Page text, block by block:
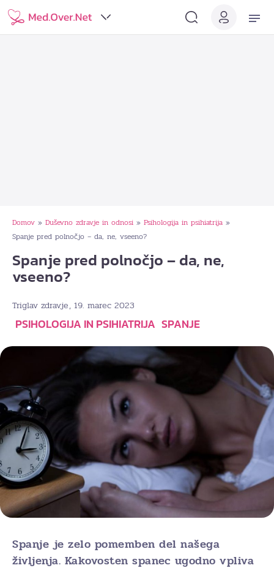
Domov » Duševno zdravje in odnosi » Psihologija in psihiatrija »
Spanje pred polnočjo – da, ne, vseeno?
Spanje pred polnočjo – da, ne,
vseeno?
Triglav zdravje, 19. marec 2023
PSIHOLOGIJA IN PSIHIATRIJA SPANJE
Spanje je zelo pomemben del našega
življenja. Kakovosten spanec ugodno vpliva